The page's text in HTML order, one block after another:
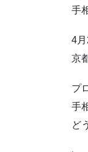
手
4
京
プ
手
ど